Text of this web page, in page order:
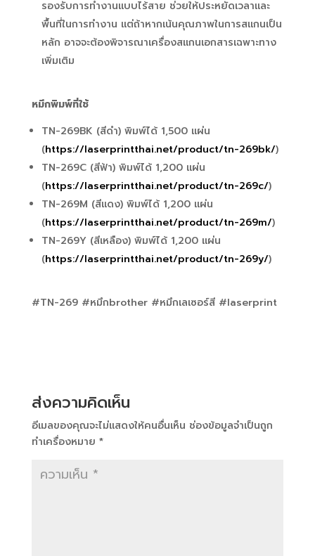
รองรับการทำงานแบบไร้สาย ช่วยให้ประหยัดเวลาและ
พื้นที่ในการทำงาน แต่ถ้าหากเน้นคุณภาพในการสแกนเป็น
หลัก อาจจะต้องพิจารณาเครื่องสแกนเอกสารเฉพาะทาง
เพิ่มเติม
หมึกพิมพ์ที่ใช้
TN-269BK (สีดำ) พิมพ์ได้ 1,500 แผ่น
(https://laserprintthai.net/product/tn-269bk/)
TN-269C (สีฟ้า) พิมพ์ได้ 1,200 แผ่น
(https://laserprintthai.net/product/tn-269c/)
TN-269M (สีแดง) พิมพ์ได้ 1,200 แผ่น
(https://laserprintthai.net/product/tn-269m/)
TN-269Y (สีเหลือง) พิมพ์ได้ 1,200 แผ่น
(https://laserprintthai.net/product/tn-269y/)
#TN-269 #หมึกbrother #หมึกเลเซอร์สี #laserprint
ส่งความคิดเห็น
อีเมลของคุณจะไม่แสดงให้คนอื่นเห็น ช่องข้อมูลจำเป็นถูก
ทำเครื่องหมาย *